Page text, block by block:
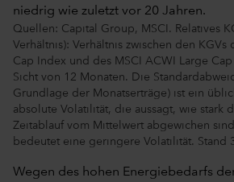
Quellen: Capital Group, MSCI. Relatives
Verhältnis): Verhältnis zwischen den KGVs
Cap Index und des MSCI ACWI Large
Sicht von 12 Monaten. Die
Grundlage der Monatserträge) ist ein
absolute Volatilität, die aussagt, wie stark
Zeitablauf vom Mittelwert abgewichen
bedeutet eine geringere Volatilität. Stand
Wegen des hohen Energiebedarfs